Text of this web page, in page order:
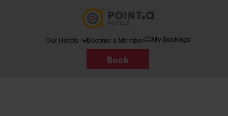
Our Hotels Become a Member My Bookings
Book